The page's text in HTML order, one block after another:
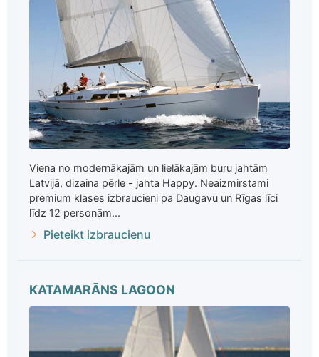
Viena no modernākajām un lielākajām buru jahtām
Latvijā, dizaina pērle - jahta Happy. Neaizmirstami
premium klases izbraucieni pa Daugavu un Rīgas līci
līdz 12 personām...
Pieteikt izbraucienu
KATAMARĀNS LAGOON